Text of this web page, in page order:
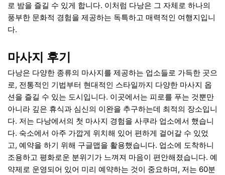
로 밤을 즐길 수 있게 합니다. 이처럼 다낭은 그 자체로 하나의
풍부한 문화적 경험을 제공하는 독특하고 매력적인 여행지입니
다.
마사지 후기
다낭은 다양한 종류의 마사지를 제공하는 업소들로 가득한 곳으
로, 전통적인 기법부터 현대적인 스타일까지 다양한 마사지 옵
션을 즐길 수 있는 도시입니다. 이곳에서는 피로를 푸는 것뿐만
아니라 깊은 휴식과 심신의 이완을 추구하는데 최적의 장소입니
다. 저는 다낭에서의 첫 마사지 경험을 사쿠라 업소에서 했습니
다. 숙소에서 아주 가깝게 위치해 있어 편하게 걸어갈 수 있었
고, 예약을 하기 위해 구글맵을 활용했습니다. 업소에 도착하니
조용하고 평화로운 분위기가 느껴져 마음이 편안해졌습니다. 예
약제로 운영되어 있어 미리 예약하는 것이 중요하며, 저는 60분